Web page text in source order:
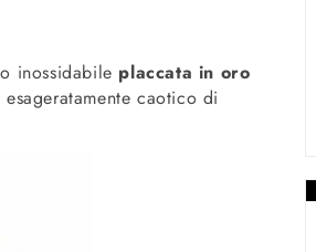
inossidabile placcata in oro
caotico di